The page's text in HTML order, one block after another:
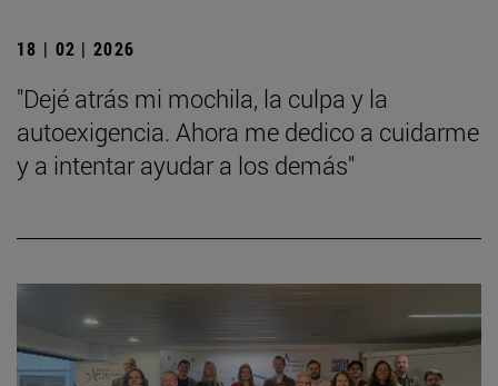
18 | 02 | 2026
"Dejé atrás mi mochila, la culpa y la
autoexigencia. Ahora me dedico a cuidarme
y a intentar ayudar a los demás"